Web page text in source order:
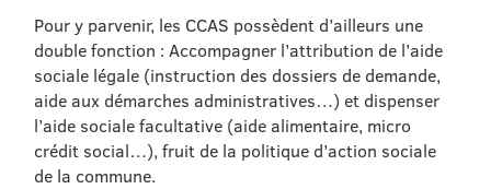
Pour y parvenir, les CCAS possèdent d’ailleurs une
double fonction : Accompagner l’attribution de l’aide
sociale légale (instruction des dossiers de demande,
aide aux démarches administratives…) et dispenser
l’aide sociale facultative (aide alimentaire, micro
crédit social…), fruit de la politique d’action sociale
de la commune.